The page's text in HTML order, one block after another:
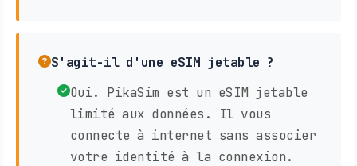
S'agit-il d'une eSIM jetable ?
Oui. PikaSim est un eSIM jetable
limité aux données. Il vous
connecte à internet sans associer
votre identité à la connexion.